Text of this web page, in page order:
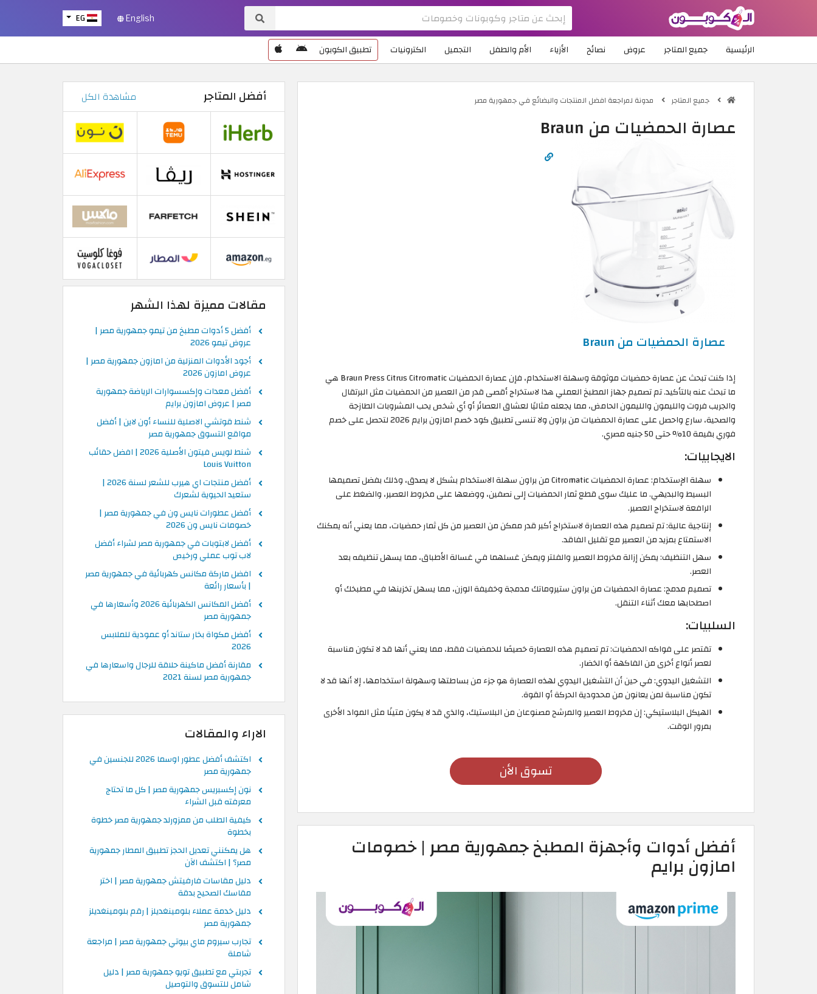
EG English
الرئيسية جميع المتاجر عروض نصائح الأزياء الأم والطفل التجميل الكترونيات تطبيق الكوبون
جميع المتاجر مدونة لمراجعة افضل المنتجات والبضائع في جمهورية مصر
عصارة الحمضيات من Braun
عصارة الحمضيات من Braun
إذا كنت تبحث عن عصارة حمضيات موثوقة وسهلة الاستخدام، فإن عصارة الحمضيات Braun Press Citrus Citromatic هي
ما تبحث عنه بالتأكيد. تم تصميم جهاز المطبخ العملي هذا لاستخراج أقصى قدر من العصير من الحمضيات مثل البرتقال
والجريب فروت والليمون والليمون الحامض، مما يجعله مثاليًا لعشاق العصائر أو أي شخص يحب المشروبات الطازجة
والصحية، سارع واحصل على عصارة الحمضيات من براون ولا تنسى تطبيق كود خصم امازون برايم 2026 لتحصل على خصم
فوري بقيمة 10% حتى 50 جنيه مصري.
الايجابيات:
سهلة الإستخدام: عصارة الحمضيات Citromatic من براون سهلة الاستخدام بشكل لا يصدق، وذلك بفضل تصميمها
البسيط والبديهي. ما عليك سوى قطع ثمار الحمضيات إلى نصفين، ووضعها على مخروط العصير، والضغط على
الرافعة لاستخراج العصير.
إنتاجية عالية: تم تصميم هذه العصارة لاستخراج أكبر قدر ممكن من العصير من كل ثمار حمضيات، مما يعني أنه يمكنك
الاستمتاع بمزيد من العصير مع تقليل الفاقد.
سهل التنظيف: يمكن إزالة مخروط العصير والفلتر ويمكن غسلهما في غسالة الأطباق، مما يسهل تنظيفه بعد
العصر.
تصميم مدمج: عصارة الحمضيات من براون ستيروماتك مدمجة وخفيفة الوزن، مما يسهل تخزينها في مطبخك أو
اصطحابها معك أثناء التنقل.
السلبيات:
تقتصر على فواكه الحمضيات: تم تصميم هذه العصارة خصيصًا للحمضيات فقط، مما يعني أنها قد لا تكون مناسبة
لعصر أنواع أخرى من الفاكهة أو الخضار.
التشغيل اليدوي: في حين أن التشغيل اليدوي لهذه العصارة هو جزء من بساطتها وسهولة استخدامها، إلا أنها قد لا
تكون مناسبة لمن يعانون من محدودية الحركة أو القوة.
الهيكل البلاستيكي: إن مخروط العصير والمرشح مصنوعان من البلاستيك، والذي قد لا يكون متينًا مثل المواد الأخرى
بمرور الوقت.
تسوق الأن
أفضل أدوات وأجهزة المطبخ جمهورية مصر | خصومات
امازون برايم
أفضل المتاجر مشاهدة الكل
مقالات مميزة لهذا الشهر
أفضل 5 أدوات مطبخ من تيمو جمهورية مصر |
عروض تيمو 2026
أجود الأدوات المنزلية من امازون جمهورية مصر |
عروض امازون 2026
أفضل معدات وإكسسوارات الرياضة جمهورية
مصر | عروض امازون برايم
شنط قوتشي الاصلية للنساء أون لاين | أفضل
مواقع التسوق جمهورية مصر
شنط لويس فيتون الأصلية 2026 | افضل حقائب
Louis Vuitton
أفضل منتجات اي هيرب للشعر لسنة 2026 |
ستعيد الحيوية لشعرك
أفضل عطورات نايس ون في جمهورية مصر |
خصومات نايس ون 2026
أفضل لابتوبات في جمهورية مصر لشراء أفضل
لاب توب عملي ورخيص
افضل ماركة مكانس كهربائية في جمهورية مصر
| بأسعار رائعة
أفضل المكانس الكهربائية 2026 وأسعارها في
جمهورية مصر
أفضل مكواة بخار ستاند أو عمودية للملابس
2026
مقارنة أفضل ماكينة حلاقة للرجال واسعارها في
جمهورية مصر لسنة 2021
الاراء والمقالات
اكتشف أفضل عطور اوسما 2026 للجنسين في
جمهورية مصر
نون إكسبريس جمهورية مصر | كل ما تحتاج
معرفته قبل الشراء
كيفية الطلب من ممزورلد جمهورية مصر خطوة
بخطوة
هل يمكنني تعديل الحجز تطبيق المطار جمهورية
مصر؟ | اكتشف الآن
دليل مقاسات فارفيتش جمهورية مصر | اختر
مقاسك الصحيح بدقة
دليل خدمة عملاء بلومينغديلز | رقم بلومينغديلز
جمهورية مصر
تجارب سيروم ماي بيوتي جمهورية مصر | مراجعة
شاملة
تجربتي مع تطبيق تويو جمهورية مصر | دليل
شامل للتسوق والتوصيل